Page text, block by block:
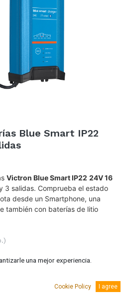
Blue Smart IP22
Victron Blue Smart IP22 24V 16
3 salidas. Comprueba el estado
desde un Smartphone, una
también con baterías de litio
una mejor experiencia.
Cookie Policy I agree